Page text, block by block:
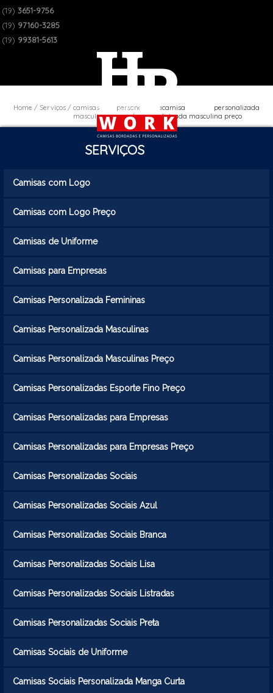
(19) 3651-9756
(19) 97160-3285
(19) 99381-5613
Home Serviços
camisas personalizada
masculinas preço
camisa personalizada
listrada masculina preço
SERVIÇOS
Camisas com Logo
Camisas com Logo Preço
Camisas de Uniforme
Camisas para Empresas
Camisas Personalizada Femininas
Camisas Personalizada Masculinas
Camisas Personalizada Masculinas Preço
Camisas Personalizadas Esporte Fino Preço
Camisas Personalizadas para Empresas
Camisas Personalizadas para Empresas Preço
Camisas Personalizadas Sociais
Camisas Personalizadas Sociais Azul
Camisas Personalizadas Sociais Branca
Camisas Personalizadas Sociais Lisa
Camisas Personalizadas Sociais Listradas
Camisas Personalizadas Sociais Preta
Camisas Sociais de Uniforme
Camisas Sociais Personalizada Manga Curta